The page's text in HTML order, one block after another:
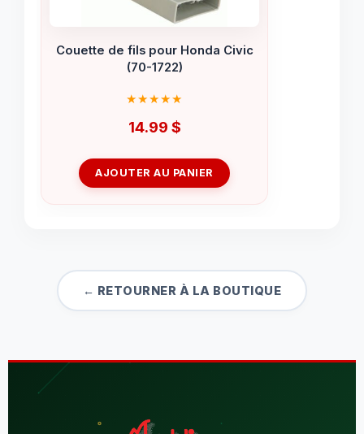
Couette de fils pour Honda Civic
(70-1722)
14.99 $
AJOUTER AU PANIER
← RETOURNER À LA BOUTIQUE